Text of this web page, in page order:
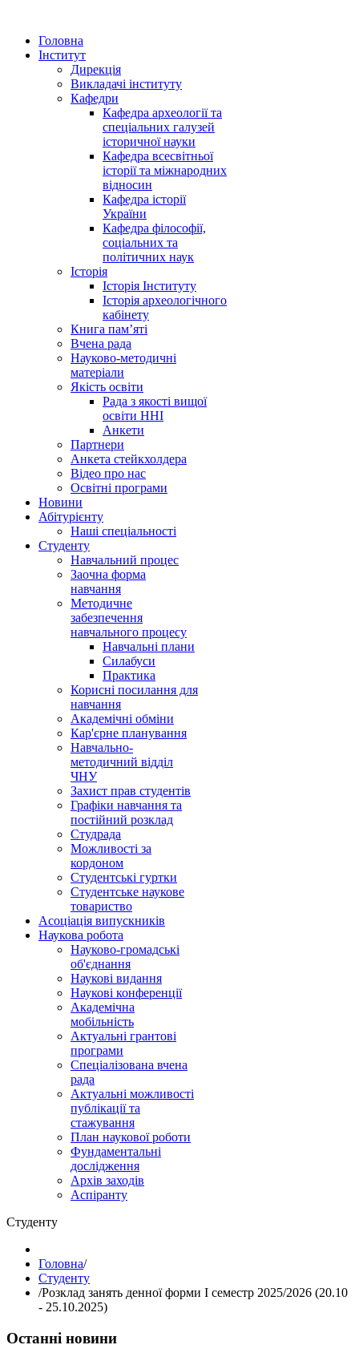
Головна
Інститут
Дирекція
Викладачі інституту
Кафедри
Кафедра археології та
спеціальних галузей
історичної науки
Кафедра всесвітньої
історії та міжнародних
відносин
Кафедра історії
України
Кафедра філософії,
соціальних та
політичних наук
Історія
Історія Інституту
Історія археологічного
кабінету
Книга памʼяті
Вчена рада
Науково-методичні
матеріали
Якість освіти
Рада з якості вищої
освіти ННІ
Анкети
Партнери
Анкета стейкхолдера
Відео про нас
Освітні програми
Hовини
Абітурієнту
Наші спеціальності
Студенту
Навчальний процес
Заочна форма
навчання
Методичне
забезпечення
навчального процесу
Навчальні плани
Силабуси
Практика
Корисні посилання для
навчання
Академічні обміни
Кар'єрне планування
Навчально-
методичний відділ
ЧНУ
Захист прав студентів
Графіки навчання та
постійний розклад
Студрада
Можливості за
кордоном
Студентські гуртки
Студентське наукове
товариство
Асоціація випускників
Наукова робота
Науково-громадські
об'єднання
Наукові видання
Наукові конференції
Академічна
мобільність
Актуальні грантові
програми
Спеціалізована вчена
рада
Актуальні можливості
публікації та
стажування
План наукової роботи
Фундаментальні
дослідження
Архів заходів
Аспіранту
Студенту
Головна/
Студенту
/Розклад занять денної форми І семестр 2025/2026 (20.10
- 25.10.2025)
Останні новини